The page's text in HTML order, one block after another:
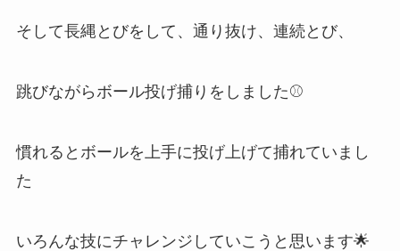
そして長縄とびをして、通り抜け、連続とび、
跳びながらボール投げ捕りをしました⚾
慣れるとボールを上手に投げ上げて捕れていまし
た
いろんな技にチャレンジしていこうと思います🌟